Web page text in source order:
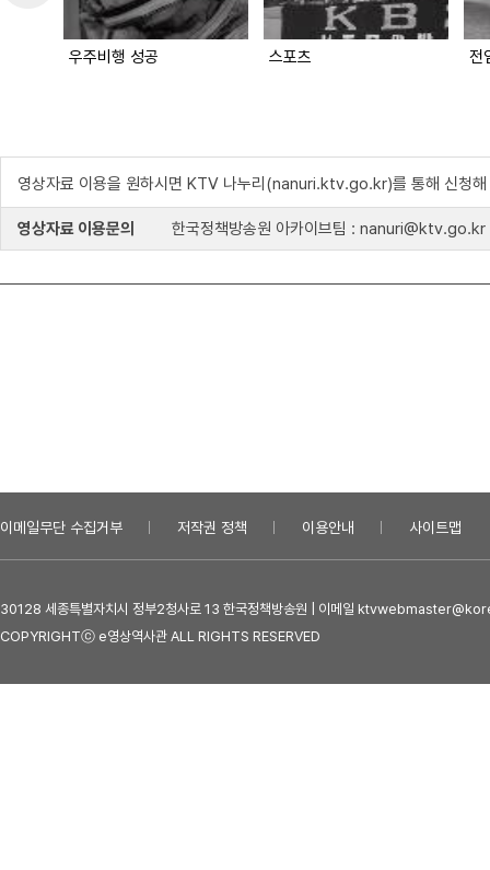
우주비행 성공 스포츠 전
영상자료 이용을 원하시면 KTV 나누리(nanuri.ktv.go.kr)를 통해 신청해
영상자료 이용문의 한국정책방송원 아카이브팀 : nanuri@ktv.go.kr
이메일무단 수집거부 저작권 정책 이용안내 사이트맵
30128 세종특별자치시 정부2청사로 13 한국정책방송원 | 이메일
COPYRIGHTⓒ e영상역사관 ALL RIGHTS RESERVED